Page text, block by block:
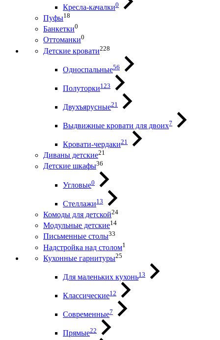
Кресла-качалки0
Пуфы18
Банкетки0
Оттоманки0
Детские кровати228
Односпальные56
Полуторки123
Двухъярусные21
Выдвижные кровати для двоих7
Кровати-чердаки21
Диваны детские21
Детские шкафы36
Угловые0
Стеллажи13
Комоды для детской24
Модульные детские14
Письменные столы33
Надстройка над столом1
Кухонные гарнитуры25
Для маленьких кухонь13
Классические12
Современные7
Прямые22